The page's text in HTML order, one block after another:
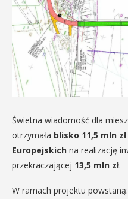
Świetna wiadomość dla
otrzymała blisko 11,5 mln
Europejskich na realizację
przekraczającej 13,5 mln zł.
W ramach projektu powstaną: